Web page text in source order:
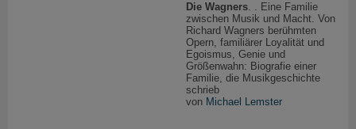
Die Wagners. . Eine Familie
zwischen Musik und Macht. Von
Richard Wagners berühmten
Opern, familiärer Loyalität und
Egoismus, Genie und
Größenwahn: Biografie einer
Familie, die Musikgeschichte
schrieb
von Michael Lemster